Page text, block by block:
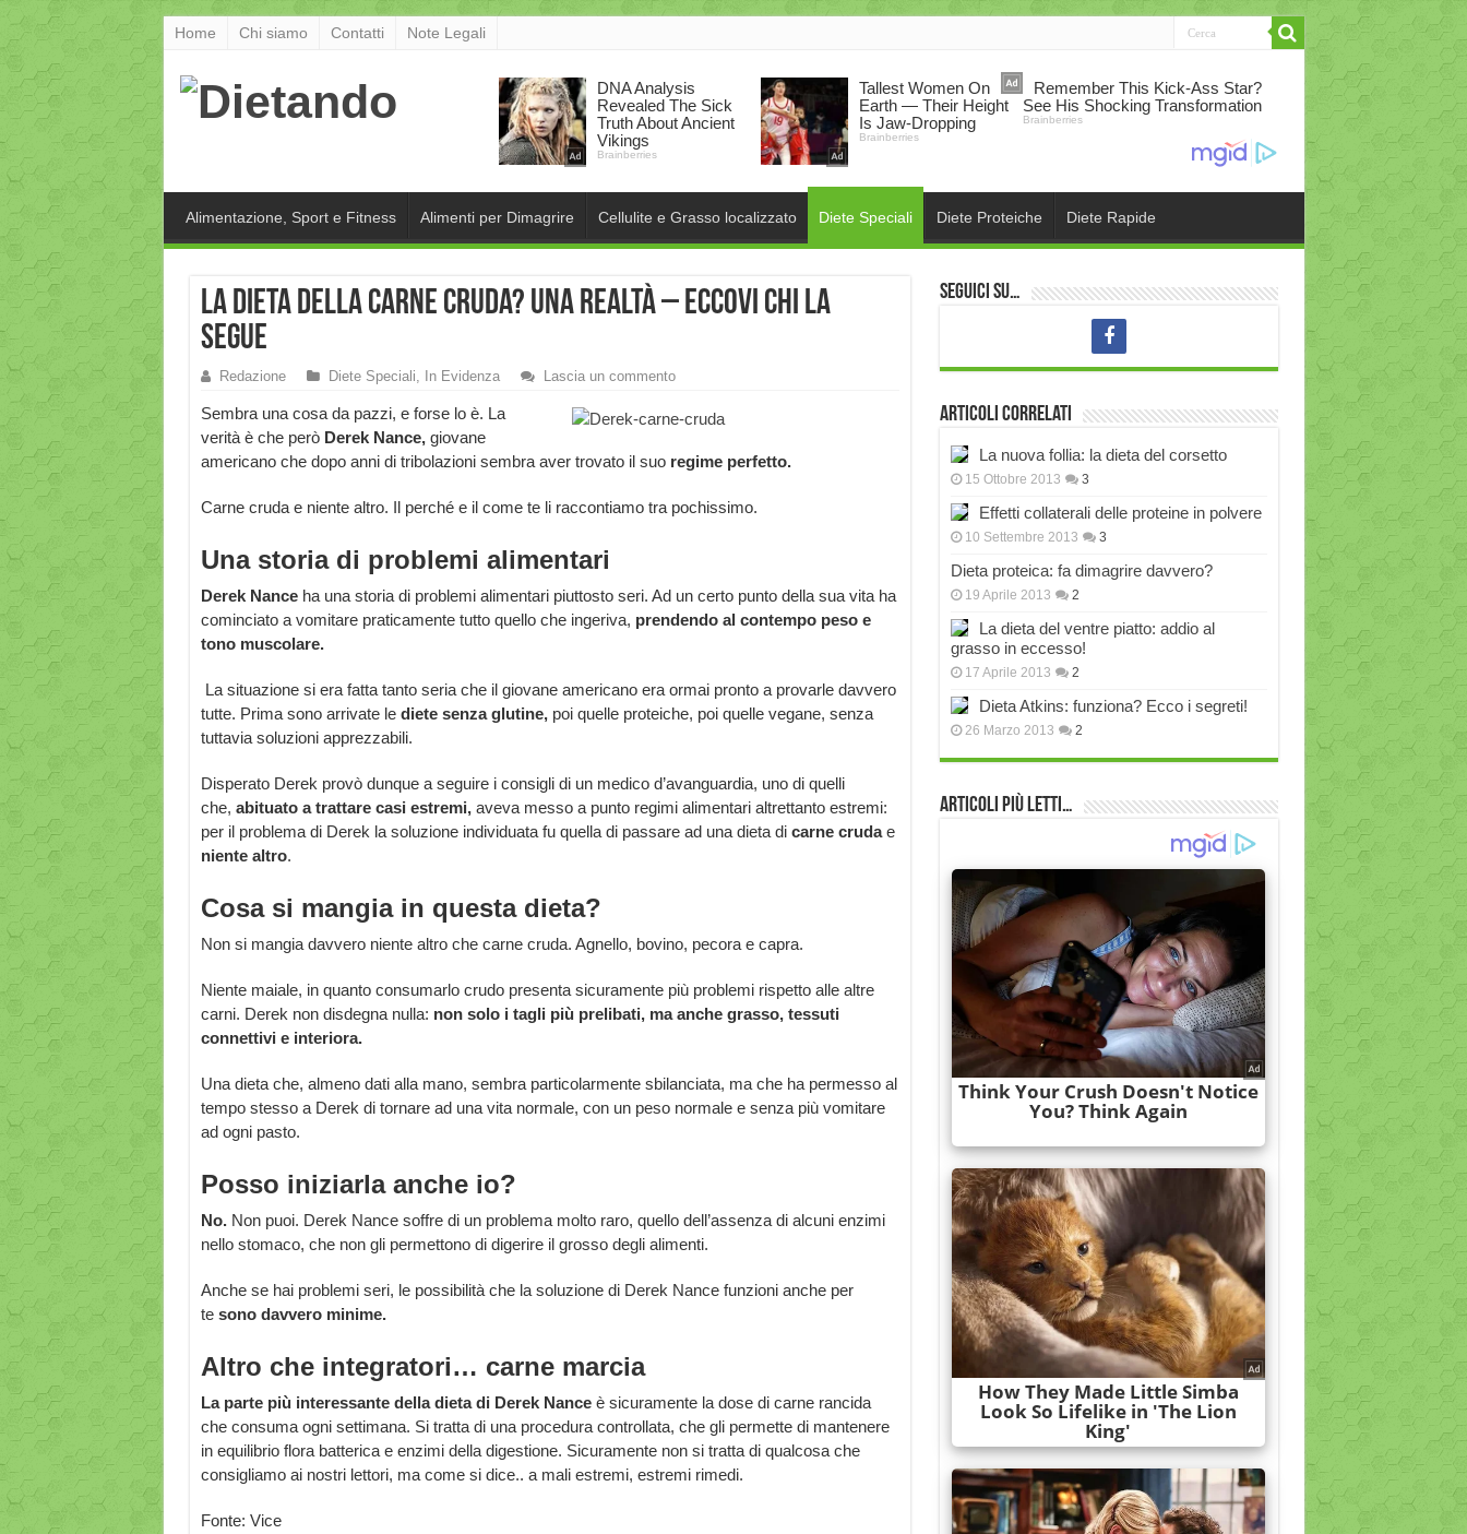
Home Chi siamo Contatti Note Legali
Alimentazione, Sport e Fitness Alimenti per Dimagrire Cellulite e Grasso localizzato Diete Speciali Diete Proteiche Diete Rapide
La dieta della carne cruda? Una realtà – eccovi chi la
segue
Redazione Diete Speciali, In Evidenza Lascia un commento
Sembra una cosa da pazzi, e forse lo è. La
verità è che però Derek Nance, giovane
americano che dopo anni di tribolazioni sembra aver trovato il suo regime perfetto.
Carne cruda e niente altro. Il perché e il come te li raccontiamo tra pochissimo.
Una storia di problemi alimentari
Derek Nance ha una storia di problemi alimentari piuttosto seri. Ad un certo punto della sua vita ha
cominciato a vomitare praticamente tutto quello che ingeriva, prendendo al contempo peso e
tono muscolare.
La situazione si era fatta tanto seria che il giovane americano era ormai pronto a provarle davvero
tutte. Prima sono arrivate le diete senza glutine, poi quelle proteiche, poi quelle vegane, senza
tuttavia soluzioni apprezzabili.
Disperato Derek provò dunque a seguire i consigli di un medico d’avanguardia, uno di quelli
che, abituato a trattare casi estremi, aveva messo a punto regimi alimentari altrettanto estremi:
per il problema di Derek la soluzione individuata fu quella di passare ad una dieta di carne crudae
niente altro.
Cosa si mangia in questa dieta?
Non si mangia davvero niente altro che carne cruda. Agnello, bovino, pecora e capra.
Niente maiale, in quanto consumarlo crudo presenta sicuramente più problemi rispetto alle altre
carni. Derek non disdegna nulla: non solo i tagli più prelibati, ma anche grasso, tessuti
connettivi e interiora.
Una dieta che, almeno dati alla mano, sembra particolarmente sbilanciata, ma che ha permesso al
tempo stesso a Derek di tornare ad una vita normale, con un peso normale e senza più vomitare
ad ogni pasto.
Posso iniziarla anche io?
No. Non puoi. Derek Nance soffre di un problema molto raro, quello dell’assenza di alcuni enzimi
nello stomaco, che non gli permettono di digerire il grosso degli alimenti.
Anche se hai problemi seri, le possibilità che la soluzione di Derek Nance funzioni anche per
te sono davvero minime.
Altro che integratori… carne marcia
La parte più interessante della dieta di Derek Nance è sicuramente la dose di carne rancida
che consuma ogni settimana. Si tratta di una procedura controllata, che gli permette di mantenere
in equilibrio flora batterica e enzimi della digestione. Sicuramente non si tratta di qualcosa che
consigliamo ai nostri lettori, ma come si dice.. a mali estremi, estremi rimedi.
Fonte: Vice
Seguici su…
Articoli correlati
La nuova follia: la dieta del corsetto
15 Ottobre 2013 3
Effetti collaterali delle proteine in polvere
10 Settembre 2013 3
Dieta proteica: fa dimagrire davvero?
19 Aprile 2013 2
La dieta del ventre piatto: addio al
grasso in eccesso!
17 Aprile 2013 2
Dieta Atkins: funziona? Ecco i segreti!
26 Marzo 2013 2
Articoli più Letti…